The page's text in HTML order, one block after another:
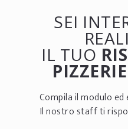
SEI
IL TUO
PIZZERIE
Compila il modulo
Il nostro staff ti